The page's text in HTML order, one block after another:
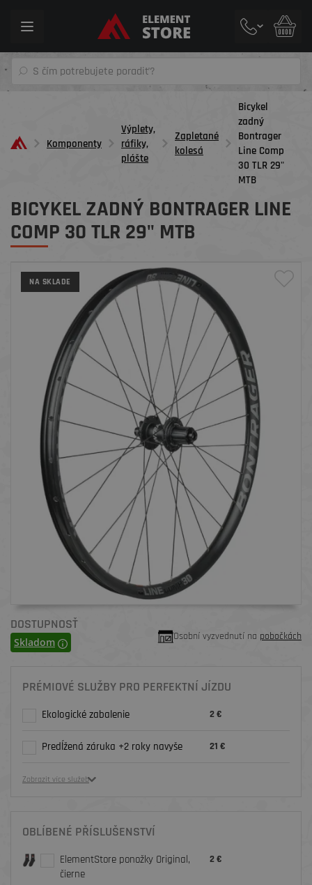
Toggle
Komponenty
Výplety,
ráfiky,
plášte
Zapletané
kolesá
Bicykel
zadný
Bontrager
Line Comp
30 TLR 29"
MTB
BICYKEL ZADNÝ BONTRAGER LINE
COMP 30 TLR 29" MTB
NA SKLADE
DOSTUPNOSŤ
Skladom Osobní vyzvednutí na pobočkách
PRÉMIOVÉ SLUŽBY PRO PERFEKTNÍ JÍZDU
Ekologické zabalenie 2 €
Predĺžená záruka +2 roky navyše 21 €
Zobrazit více služeb
OBLÍBENÉ PŘÍSLUŠENSTVÍ
ElementStore ponožky Original,
čierne
2 €